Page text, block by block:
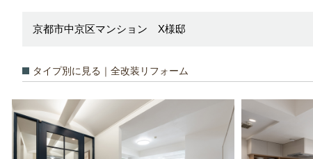
京都市中京区マンション X様邸
タイプ別に見る｜全改装リフォーム